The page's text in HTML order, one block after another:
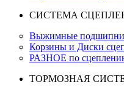
СИСТЕМА
Выжимные
Корзины и Диски
РАЗНОЕ по
ТОРМОЗНАЯ